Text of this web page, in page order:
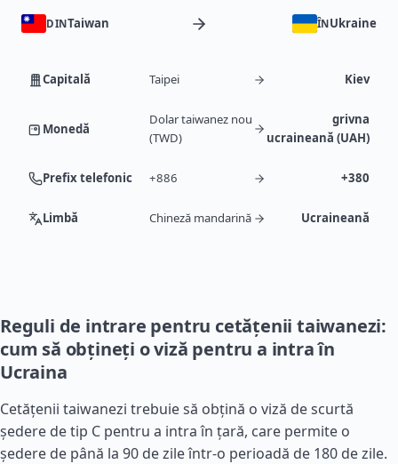
DINTaiwan ÎNUkraine
Capitală Taipei Kiev
Monedă
Dolar taiwanez nou
(TWD)
grivna
ucraineană (UAH)
Prefix telefonic +886 +380
Limbă Chineză mandarină Ucraineană
Reguli de intrare pentru cetățenii taiwanezi:
cum să obțineți o viză pentru a intra în
Ucraina
Cetățenii taiwanezi trebuie să obțină o viză de scurtă
ședere de tip C pentru a intra în țară, care permite o
ședere de până la 90 de zile într-o perioadă de 180 de zile.